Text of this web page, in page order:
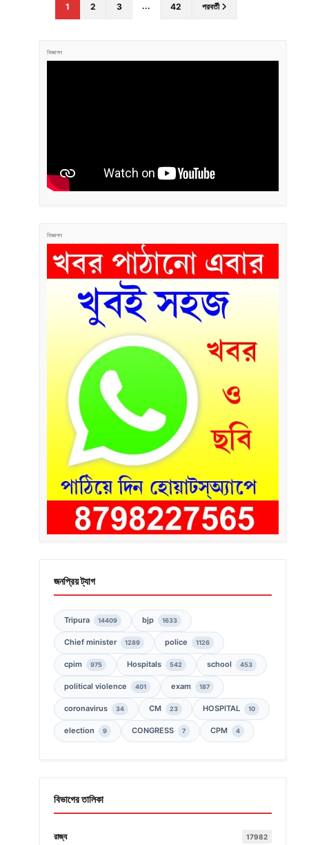
1 2 3 ... 42 পরবর্তী
বিজ্ঞাপন
বিজ্ঞাপন
জনপ্রিয় ট্যাগ
Tripura 14409 bjp 1633
Chief minister 1289 police 1126
cpim 975 Hospitals 542 school 453
political violence 401 exam 187
coronavirus 34 CM 23 HOSPITAL 10
election 9 CONGRESS 7 CPM 4
বিভাগের তালিকা
রাজ্য 17982